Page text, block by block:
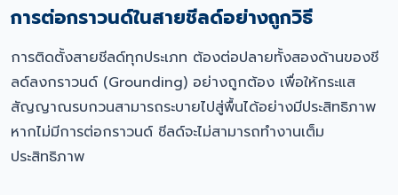
การต่อกราวนด์ในสายชีลด์อย่างถูกวิธี
การติดตั้งสายชีลด์ทุกประเภท ต้องต่อปลายทั้งสองด้านของชี
ลด์ลงกราวนด์ (Grounding) อย่างถูกต้อง เพื่อให้กระแส
สัญญาณรบกวนสามารถระบายไปสู่พื้นได้อย่างมีประสิทธิภาพ
หากไม่มีการต่อกราวนด์ ชีลด์จะไม่สามารถทำงานเต็ม
ประสิทธิภาพ